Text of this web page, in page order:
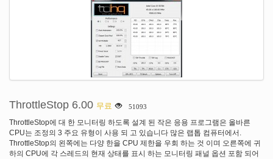
ThrottleStop 6.00 무료 51093
ThrottleStop에 대 한 모니터링 하도록 설계 된 작은 응용 프로그램은 올바른
CPU는 조정의 3 주요 유형이 사용 되 고 있습니다 많은 랩톱 컴퓨터에서.
ThrottleStop의 왼쪽에는 다양 한을 CPU 제한을 우회 하는 것 이며 오른쪽에 귀
하의 CPU에 각 스레드의 현재 상태를 표시 하는 모니터링 패널 옵션 포함 되어